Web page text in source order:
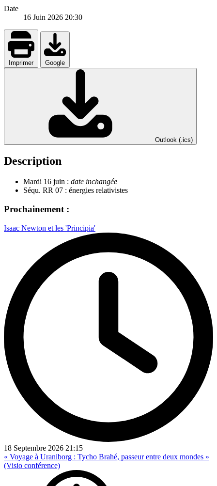
Date
16 Juin 2026 20:30
Imprimer Google
Outlook (.ics)
Description
Mardi 16 juin : date inchangée
Séqu. RR 07 : énergies relativistes
Prochainement :
Isaac Newton et les 'Principia'
18 Septembre 2026 21:15
« Voyage à Uraniborg : Tycho Brahé, passeur entre deux mondes »
(Visio conférence)